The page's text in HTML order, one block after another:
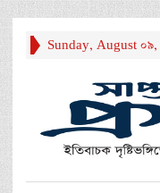
Sunday, August 09,